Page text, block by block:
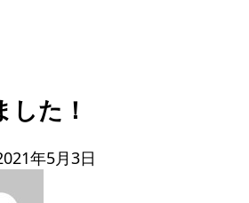
した！
年5月3日